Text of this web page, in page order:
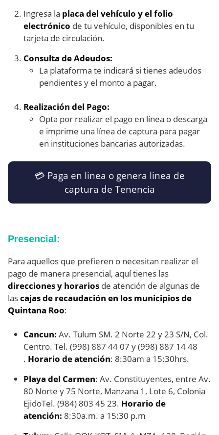
Ingresa la placa del vehículo y el folio
electrónico de tu vehículo, disponibles en tu
tarjeta de circulación.
Consulta de Adeudos:
La plataforma te indicará si tienes adeudos
pendientes y el monto a pagar.
Realización del Pago:
Opta por realizar el pago en línea o descarga
e imprime una línea de captura para pagar
en instituciones bancarias autorizadas.
💳​ Paga en linea o genera linea de
captura de Tenencia
Presencial:
Para aquellos que prefieren o necesitan realizar el
pago de manera presencial, aquí tienes las
direcciones y horarios de atención de algunas de
lascajas de recaudación en los municipios de
Quintana Roo:
Cancun: Av. Tulum SM. 2 Norte 22 y 23 S/N, Col.
Centro. Tel. (998) 887 44 07 y (998) 887 14 48
. Horario de atención: 8:30am a 15:30hrs.
Playa del Carmen: Av. Constituyentes, entre Av.
80 Norte y 75 Norte, Manzana 1, Lote 6, Colonia
EjidoTel. (984) 803 45 23. Horario de
atención: 8:30a.m. a 15:30 p.m